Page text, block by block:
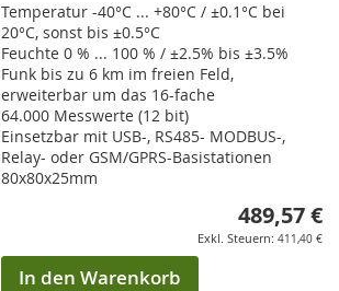
Temperatur -40°C ... +80°C / ±0.1°C bei
20°C, sonst bis ±0.5°C
Feuchte 0 % ... 100 % / ±2.5% bis ±3.5%
Funk bis zu 6 km im freien Feld,
erweiterbar um das 16-fache
64.000 Messwerte (12 bit)
Einsetzbar mit USB-, RS485- MODBUS-,
Relay- oder GSM/GPRS-Basistationen
80x80x25mm
489,57 €
411,40 €
In den Warenkorb